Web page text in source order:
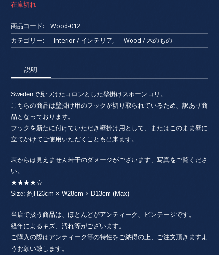
在庫切れ
商品コード:
Wood-012
カテゴリー:
- Interior / インテリア, - Wood / 木のもの
説明
Swedenで見つけたコロンとした壁掛けスポーンコリ。
こちらの商品は壁掛け用のフックが切り取られているため、訳あり商
品となっております。
フックを新たに付けていただき壁掛け用として、またはこのまま壁に
立てかけてご使用いただくことも出来ます。
表からは見えません若干のダメージがございます、写真をご覧くださ
い。
★★★★☆
Size: 約H23cm × W28cm × D13cm (Max)
当店で扱う商品は、ほとんどがアンティーク、ビンテージです。
経年によるキズ、汚れ等がございます。
ご購入の際はアンティーク等の特性をご納得の上、ご注文頂きますよ
うお願い致します。